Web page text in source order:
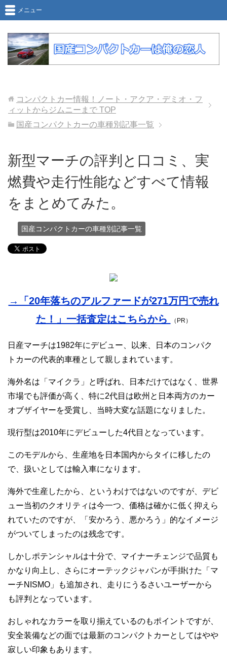
メニュー
コンパクトカー情報！ノート・アクア・デミオ・フ
ィットからジムニーまで TOP
国産コンパクトカーの車種別記事一覧
新型マーチの評判と口コミ、実
燃費や走行性能などすべて情報
をまとめてみた。
国産コンパクトカーの車種別記事一覧
→「20年落ちのアルファードが271万円で売れ
た！」一括査定はこちらから
（PR）
日産マーチは1982年にデビュー、以来、日本のコンパク
トカーの代表的車種として親しまれています。
海外名は「マイクラ」と呼ばれ、日本だけではなく、世界
市場でも評価が高く、特に2代目は欧州と日本両方のカー
オブザイヤーを受賞し、当時大変な話題になりました。
現行型は2010年にデビューした4代目となっています。
このモデルから、生産地を日本国内からタイに移したの
で、扱いとしては輸入車になります。
海外で生産したから、というわけではないのですが、デビ
ュー当初のクオリティは今一つ、価格は確かに低く抑えら
れていたのですが、「安かろう、悪かろう」的なイメージ
がついてしまったのは残念です。
しかしポテンシャルは十分で、マイナーチェンジで品質も
かなり向上し、さらにオーテックジャパンが手掛けた「マ
ーチNISMO」も追加され、走りにうるさいユーザーから
も評判となっています。
おしゃれなカラーを取り揃えているのもポイントですが、
安全装備などの面では最新のコンパクトカーとしてはやや
寂しい印象もあります。